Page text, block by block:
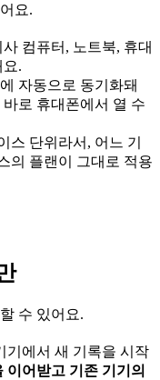
요.
컴퓨터, 노트북, 휴대
요.
자동으로 동기화돼
로 휴대폰에서 열 수
스 단위라서, 어느 기
의 플랜이 그대로 적용
수 있어요.
기에서 새 기록을 시작
어받고 기존 기기의